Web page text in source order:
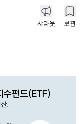
샤라웃 보관